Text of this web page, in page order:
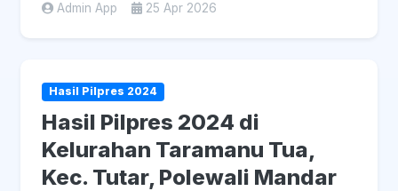
Admin App 25 Apr 2026
Hasil Pilpres 2024
Hasil Pilpres 2024 di
Kelurahan Taramanu Tua,
Kec. Tutar, Polewali Mandar